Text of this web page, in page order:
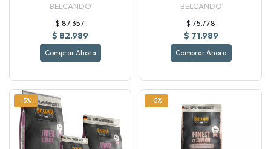
BELCANDO
$ 87.357
$ 82.989
Comprar Ahora
BELCANDO
$ 75.778
$ 71.989
Comprar Ahora
-5% -5%